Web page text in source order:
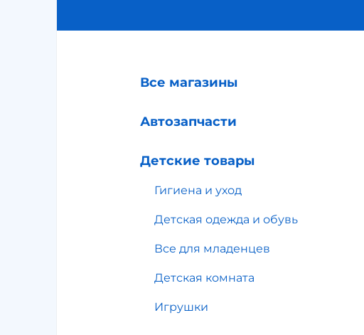
Все магазины
Автозапчасти
Детские товары
Гигиена и уход
Детская одежда и обувь
Все для младенцев
Детская комната
Игрушки